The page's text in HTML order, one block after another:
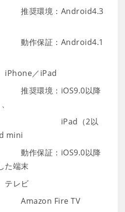
Android4.3
Android4.1
iPad
iOS9.0以降
（2以
mini
iOS9.0以降
た端末
Fire TV